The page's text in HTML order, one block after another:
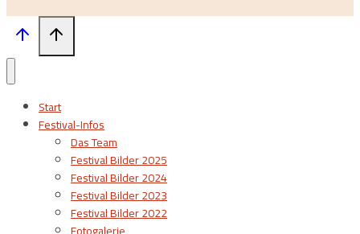
Start
Festival-Infos
Das Team
Festival Bilder 2025
Festival Bilder 2024
Festival Bilder 2023
Festival Bilder 2022